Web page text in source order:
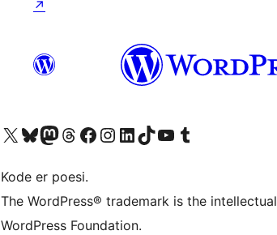
↗
Besøk vår konto på X Visit our Bluesky account
Besøk vår Mastodon-konto
Visit our Threads account
Besøk vår Facebook-sideBesøk vår Instagram-konto
Besøk vår LinkedIn-konto
Visit our TikTok account
Visit our YouTube channel
Visit our Tumblr account
Kode er poesi.
The WordPress® trademark is the
WordPress Foundation.